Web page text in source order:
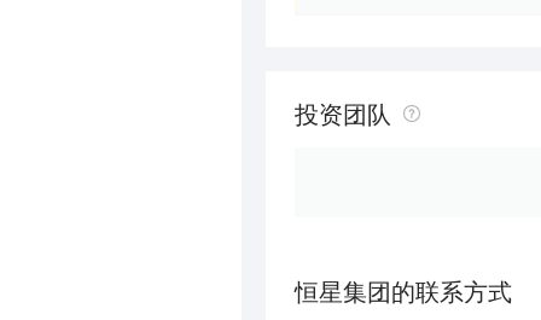
投资团队
恒星集团的联系方式